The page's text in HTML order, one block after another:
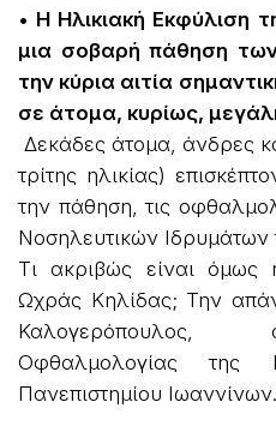
• H Ηλικιακή Εκφύλιση
μια σοβαρή πάθηση
την κύρια αιτία
σε άτομα, κυρίως,
Δεκάδες άτομα, άνδρες
τρίτης ηλικίας)
την πάθηση, τις
Νοσηλευτικών Ιδρυμάτων
Τι ακριβώς είναι όμως
Ωχράς Κηλίδας; Την
Καλογερόπουλος,
Οφθαλμολογίας της
Πανεπιστημίου Ιωαννίνων.